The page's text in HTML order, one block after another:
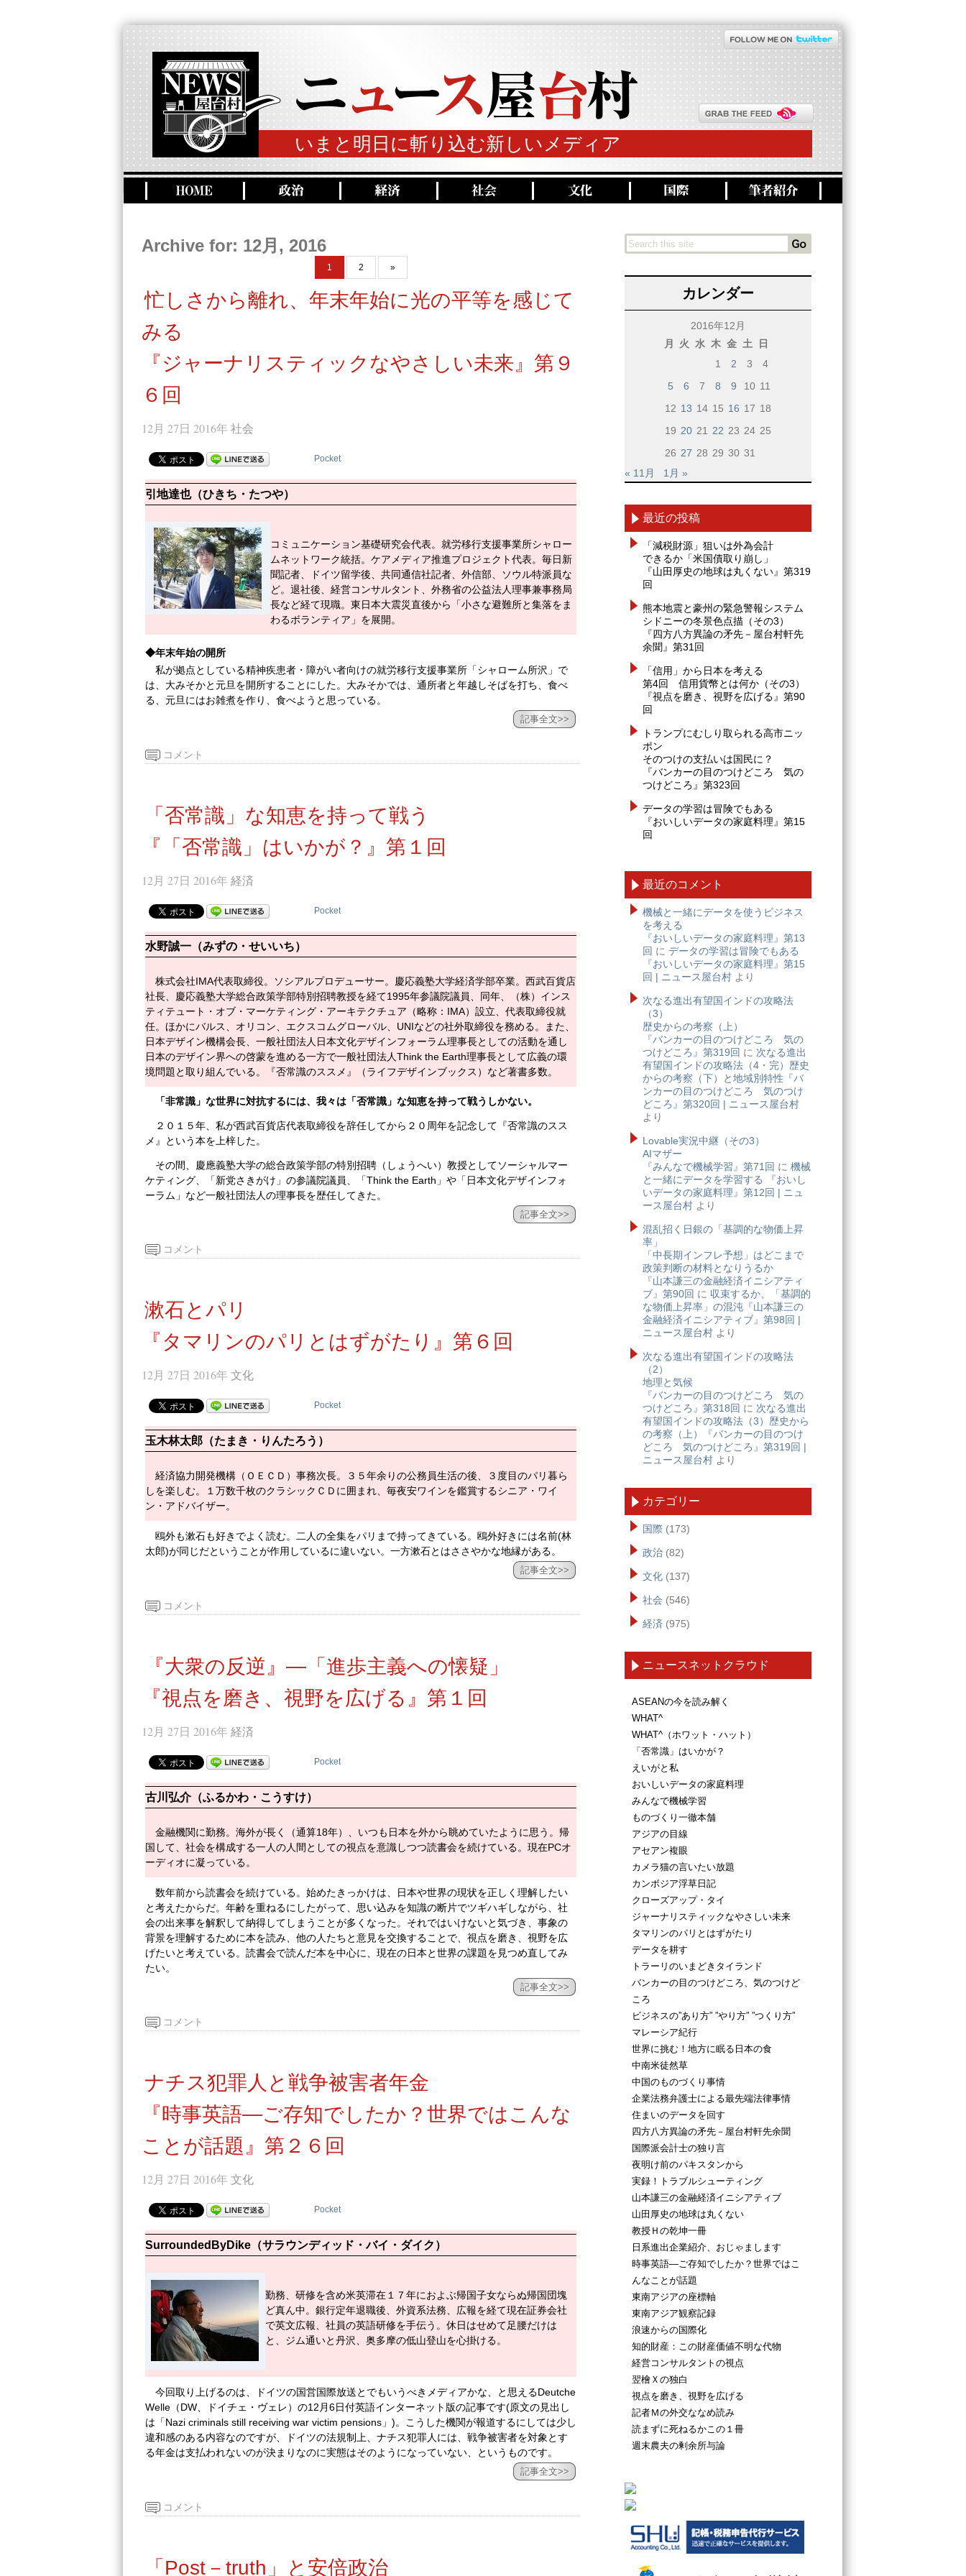
いまと明日に斬り込む新しいメディア
Archive for: 12月, 2016
1 2 »
忙しさから離れ、年末年始に光の平等を感じて
みる
『ジャーナリスティックなやさしい未来』第９
６回
12月 27日 2016年 社会
Pocket
引地達也（ひきち・たつや）
コミュニケーション基礎研究会代表。就労移行支援事業所シャロー
ムネットワーク統括。ケアメディア推進プロジェクト代表。毎日新
聞記者、ドイツ留学後、共同通信社記者、外信部、ソウル特派員な
ど。退社後、経営コンサルタント、外務省の公益法人理事兼事務局
長など経て現職。東日本大震災直後から「小さな避難所と集落をま
わるボランティア」を展開。
◆年末年始の開所
私が拠点としている精神疾患者・障がい者向けの就労移行支援事業所「シャローム所沢」で
は、大みそかと元旦を開所することにした。大みそかでは、通所者と年越しそばを打ち、食べ
る、元旦にはお雑煮を作り、食べようと思っている。
記事全文>>
コメント
「否常識」な知恵を持って戦う
『「否常識」はいかが？』第１回
12月 27日 2016年 経済
Pocket
水野誠一（みずの・せいいち）
株式会社IMA代表取締役。ソシアルプロデューサー。慶応義塾大学経済学部卒業。西武百貨店
社長、慶応義塾大学総合政策学部特別招聘教授を経て1995年参議院議員、同年、（株）インス
ティテュート・オブ・マーケティング・アーキテクチュア（略称：IMA）設立、代表取締役就
任。ほかにバルス、オリコン、エクスコムグローバル、UNIなどの社外取締役を務める。また、
日本デザイン機構会長、一般社団法人日本文化デザインフォーラム理事長としての活動を通し
日本のデザイン界への啓蒙を進める一方で一般社団法人Think the Earth理事長として広義の環
境問題と取り組んでいる。『否常識のススメ』（ライフデザインブックス）など著書多数。
「非常識」な世界に対抗するには、我々は「否常識」な知恵を持って戦うしかない。
２０１５年、私が西武百貨店代表取締役を辞任してから２０周年を記念して『否常識のスス
メ』という本を上梓した。
その間、慶應義塾大学の総合政策学部の特別招聘（しょうへい）教授としてソーシャルマー
ケティング、「新党さきがけ」の参議院議員、「Think the Earth」や「日本文化デザインフォ
ーラム」など一般社団法人の理事長を歴任してきた。
記事全文>>
コメント
漱石とパリ
『タマリンのパリとはずがたり』第６回
12月 27日 2016年 文化
Pocket
玉木林太郎（たまき・りんたろう）
経済協力開発機構（ＯＥＣＤ）事務次長。３５年余りの公務員生活の後、３度目のパリ暮ら
しを楽しむ。１万数千枚のクラシックＣＤに囲まれ、毎夜安ワインを鑑賞するシニア・ワイ
ン・アドバイザー。
鴎外も漱石も好きでよく読む。二人の全集をパリまで持ってきている。鴎外好きには名前(林
太郎)が同じだということが作用しているに違いない。一方漱石とはささやかな地縁がある。
記事全文>>
コメント
『大衆の反逆』―「進歩主義への懐疑」
『視点を磨き、視野を広げる』第１回
12月 27日 2016年 経済
Pocket
古川弘介（ふるかわ・こうすけ）
金融機関に勤務。海外が長く（通算18年）、いつも日本を外から眺めていたように思う。帰
国して、社会を構成する一人の人間としての視点を意識しつつ読書会を続けている。現在PCオ
ーディオに凝っている。
数年前から読書会を続けている。始めたきっかけは、日本や世界の現状を正しく理解したい
と考えたからだ。年齢を重ねるにしたがって、思い込みを知識の断片でツギハギしながら、社
会の出来事を解釈して納得してしまうことが多くなった。それではいけないと気づき、事象の
背景を理解するために本を読み、他の人たちと意見を交換することで、視点を磨き、視野を広
げたいと考えている。読書会で読んだ本を中心に、現在の日本と世界の課題を見つめ直してみ
たい。
記事全文>>
コメント
ナチス犯罪人と戦争被害者年金
『時事英語―ご存知でしたか？世界ではこんな
ことが話題』第２６回
12月 27日 2016年 文化
Pocket
SurroundedByDike（サラウンディッド・バイ・ダイク）
勤務、研修を含め米英滞在１７年におよぶ帰国子女ならぬ帰国団塊
ど真ん中。銀行定年退職後、外資系法務、広報を経て現在証券会社
で英文広報、社員の英語研修を手伝う。休日はせめて足腰だけは
と、ジム通いと丹沢、奥多摩の低山登山を心掛ける。
今回取り上げるのは、ドイツの国営国際放送とでもいうべきメディアかな、と思えるDeutche
Welle（DW、ドイチェ・ヴェレ）の12月6日付英語インターネット版の記事です(原文の見出し
は「Nazi criminals still receiving war victim pensions」)。こうした機関が報道するにしては少し
違和感のある内容なのですが、ドイツの法規制上、ナチス犯罪人には、戦争被害者を対象とす
る年金は支払われないのが決まりなのに実態はそのようになっていない、というものです。
記事全文>>
コメント
「Post－truth」と安倍政治
カレンダー
2016年12月
月
火 水 木 金 土
日
1
2 3
4
5
6 7 8 9 10 11
12 13 14 15 16 17 18
19 20 21 22 23 24 25
26 27 28 29 30 31
« 11月
1月 »
最近の投稿
「減税財源」狙いは外為会計
できるか「米国債取り崩し」
『山田厚史の地球は丸くない』第319
回
熊本地震と豪州の緊急警報システム
シドニーの冬景色点描（その3）
『四方八方異論の矛先－屋台村軒先
余聞』第31回
「信用」から日本を考える
第4回 信用貨幣とは何か（その3）
『視点を磨き、視野を広げる』第90
回
トランプにむしり取られる高市ニッ
ポン
そのつけの支払いは国民に？
『バンカーの目のつけどころ 気の
つけどころ』第323回
データの学習は冒険でもある
『おいしいデータの家庭料理』第15
回
最近のコメント
機械と一緒にデータを使うビジネス
を考える
『おいしいデータの家庭料理』第13
回 に データの学習は冒険でもある
『おいしいデータの家庭料理』第15
回 | ニュース屋台村 より
次なる進出有望国インドの攻略法
（3）
歴史からの考察（上）
『バンカーの目のつけどころ 気の
つけどころ』第319回 に 次なる進出
有望国インドの攻略法（4・完）歴史
からの考察（下）と地域別特性『バ
ンカーの目のつけどころ 気のつけ
どころ』第320回 | ニュース屋台村
より
Lovable実況中継（その3）
AIマザー
『みんなで機械学習』第71回 に 機械
と一緒にデータを学習する 『おいし
いデータの家庭料理』第12回 | ニュ
ース屋台村 より
混乱招く日銀の「基調的な物価上昇
率」
「中長期インフレ予想」はどこまで
政策判断の材料となりうるか
『山本謙三の金融経済イニシアティ
ブ』第90回 に 収束するか、「基調的
な物価上昇率」の混沌『山本謙三の
金融経済イニシアティブ』第98回 |
ニュース屋台村 より
次なる進出有望国インドの攻略法
（2）
地理と気候
『バンカーの目のつけどころ 気の
つけどころ』第318回 に 次なる進出
有望国インドの攻略法（3）歴史から
の考察（上）『バンカーの目のつけ
どころ 気のつけどころ』第319回 |
ニュース屋台村 より
カテゴリー
国際 (173)
政治 (82)
文化 (137)
社会 (546)
経済 (975)
ニュースネットクラウド
ASEANの今を読み解く
WHAT^
WHAT^（ホワット・ハット）
「否常識」はいかが？
えいがと私
おいしいデータの家庭料理
みんなで機械学習
ものづくり一徹本舗
アジアの目線
アセアン複眼
カメラ猫の言いたい放題
カンボジア浮草日記
クローズアップ・タイ
ジャーナリスティックなやさしい未来
タマリンのパリとはずがたり
データを耕す
トラーリのいまどきタイランド
バンカーの目のつけどころ、気のつけど
ころ
ビジネスの”あり方” ”やり方” ”つくり方”
マレーシア紀行
世界に挑む！地方に眠る日本の食
中南米徒然草
中国のものづくり事情
企業法務弁護士による最先端法律事情
住まいのデータを回す
四方八方異論の矛先－屋台村軒先余聞
国際派会計士の独り言
夜明け前のパキスタンから
実録！トラブルシューティング
山本謙三の金融経済イニシアティブ
山田厚史の地球は丸くない
教授Ｈの乾坤一冊
日系進出企業紹介、おじゃまします
時事英語―ご存知でしたか？世界ではこ
んなことが話題
東南アジアの座標軸
東南アジア観察記録
浪速からの国際化
知的財産：この財産価値不明な代物
経営コンサルタントの視点
翌檜Ｘの独白
視点を磨き、視野を広げる
記者Ｍの外交ななめ読み
読まずに死ねるかこの１冊
週末農夫の剰余所与論